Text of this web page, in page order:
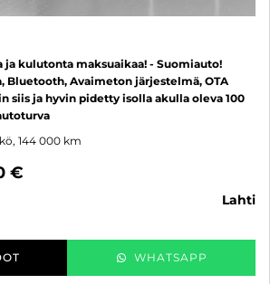
ja kulutonta maksuaikaa! - Suomiauto!
Bluetooth, Avaimeton järjestelmä, OTA
siis ja hyvin pidetty isolla akulla oleva 100
144 000 km
€
lahti
WHATSAPP